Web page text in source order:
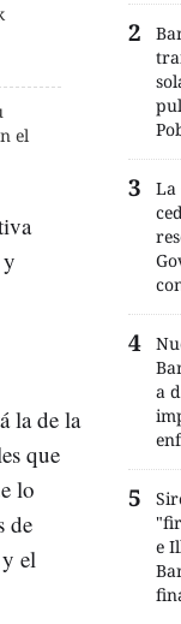
el
la de la
que
lo
de
el
La
a
e